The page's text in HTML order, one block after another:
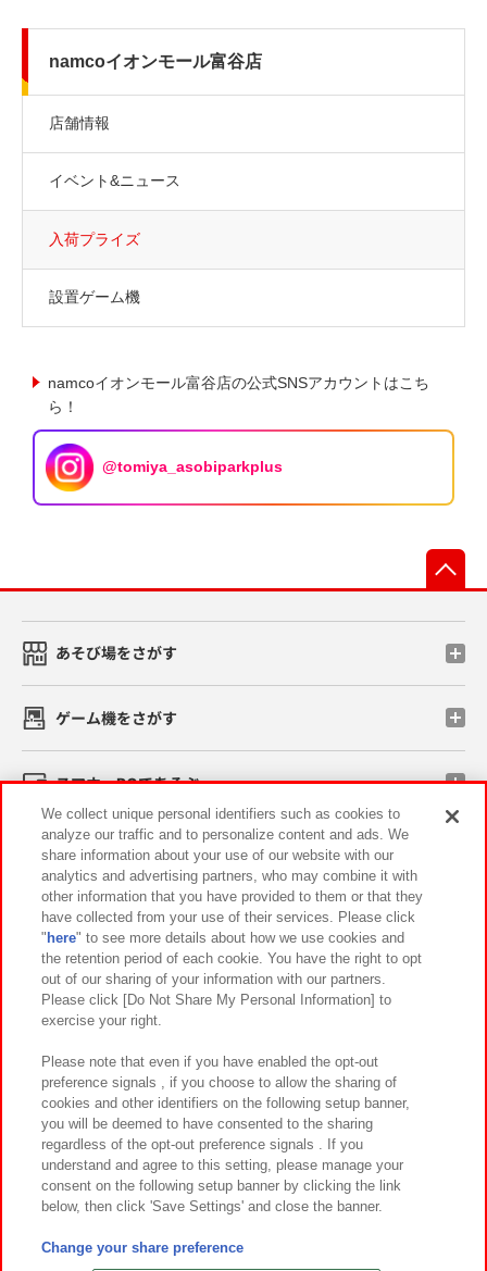
namcoイオンモール富谷店
店舗情報
イベント&ニュース
入荷プライズ
設置ゲーム機
namcoイオンモール富谷店の公式SNSアカウントはこち
ら！
@tomiya_asobiparkplus
あそび場をさがす
ゲーム機をさがす
スマホ・PCであそぶ
イベント・キャンペーン
関連会社 サステナビリティ サイトポリシー
プライバシーポリシー ウェブアクセシビリティ方針と検証結果
お取引先さまとともに
カスタマーハラスメント対応方針 よくあるご質問・お問い合わせ
©Bandai Namco Amusement Inc.
©Bandai Namco Amusement Lab Inc.
We collect unique personal identifiers such as cookies to
analyze our traffic and to personalize content and ads. We
share information about your use of our website with our
analytics and advertising partners, who may combine it with
other information that you have provided to them or that they
have collected from your use of their services. Please click
" here" to see more details about how we use cookies and
the retention period of each cookie. You have the right to opt
out of our sharing of your information with our partners.
Please click [Do Not Share My Personal Information] to
exercise your right.
Please note that even if you have enabled the opt-out
preference signals , if you choose to allow the sharing of
cookies and other identifiers on the following setup banner,
you will be deemed to have consented to the sharing
regardless of the opt-out preference signals . If you
understand and agree to this setting, please manage your
consent on the following setup banner by clicking the link
below, then click 'Save Settings' and close the banner.
Change your share preference